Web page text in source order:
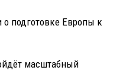
подготовке Европы к
масштабный